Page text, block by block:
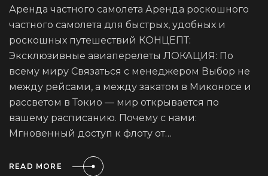
Аренда частного самолета Аренда роскошного
частного самолета для быстрых, удобных и
роскошных путешествий КОНЦЕПТ:
Эксклюзивные авиаперелеты ЛОКАЦИЯ: По
всему миру Связаться с менеджером Выбор не
между рейсами, а между закатом в Миконосе и
рассветом в Токио — мир открывается по
вашему расписанию. Почему с нами:
Мгновенный доступ к флоту от…
READ MORE